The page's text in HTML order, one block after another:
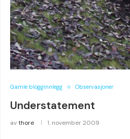
Gamle blogginnlegg Observasjoner
Understatement
avthore 1. november 2009